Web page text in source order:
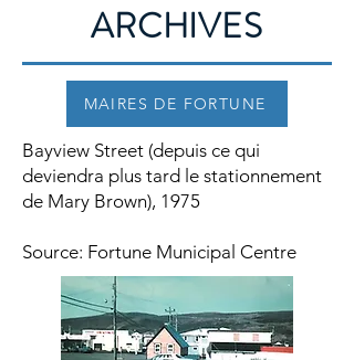
ARCHIVES
MAIRES DE FORTUNE
Bayview Street (depuis ce qui
deviendra plus tard le stationnement
de Mary Brown), 1975
Source: Fortune Municipal Centre